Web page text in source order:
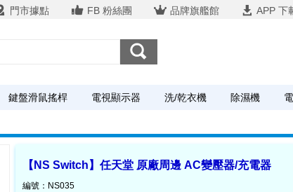
門市據點 FB 粉絲團 品牌旗艦館 APP 下
鍵盤滑鼠搖桿 電視顯示器 洗/乾衣機 除濕機
【NS Switch】任天堂 原廠周邊 AC變壓器/充電器
編號：NS035